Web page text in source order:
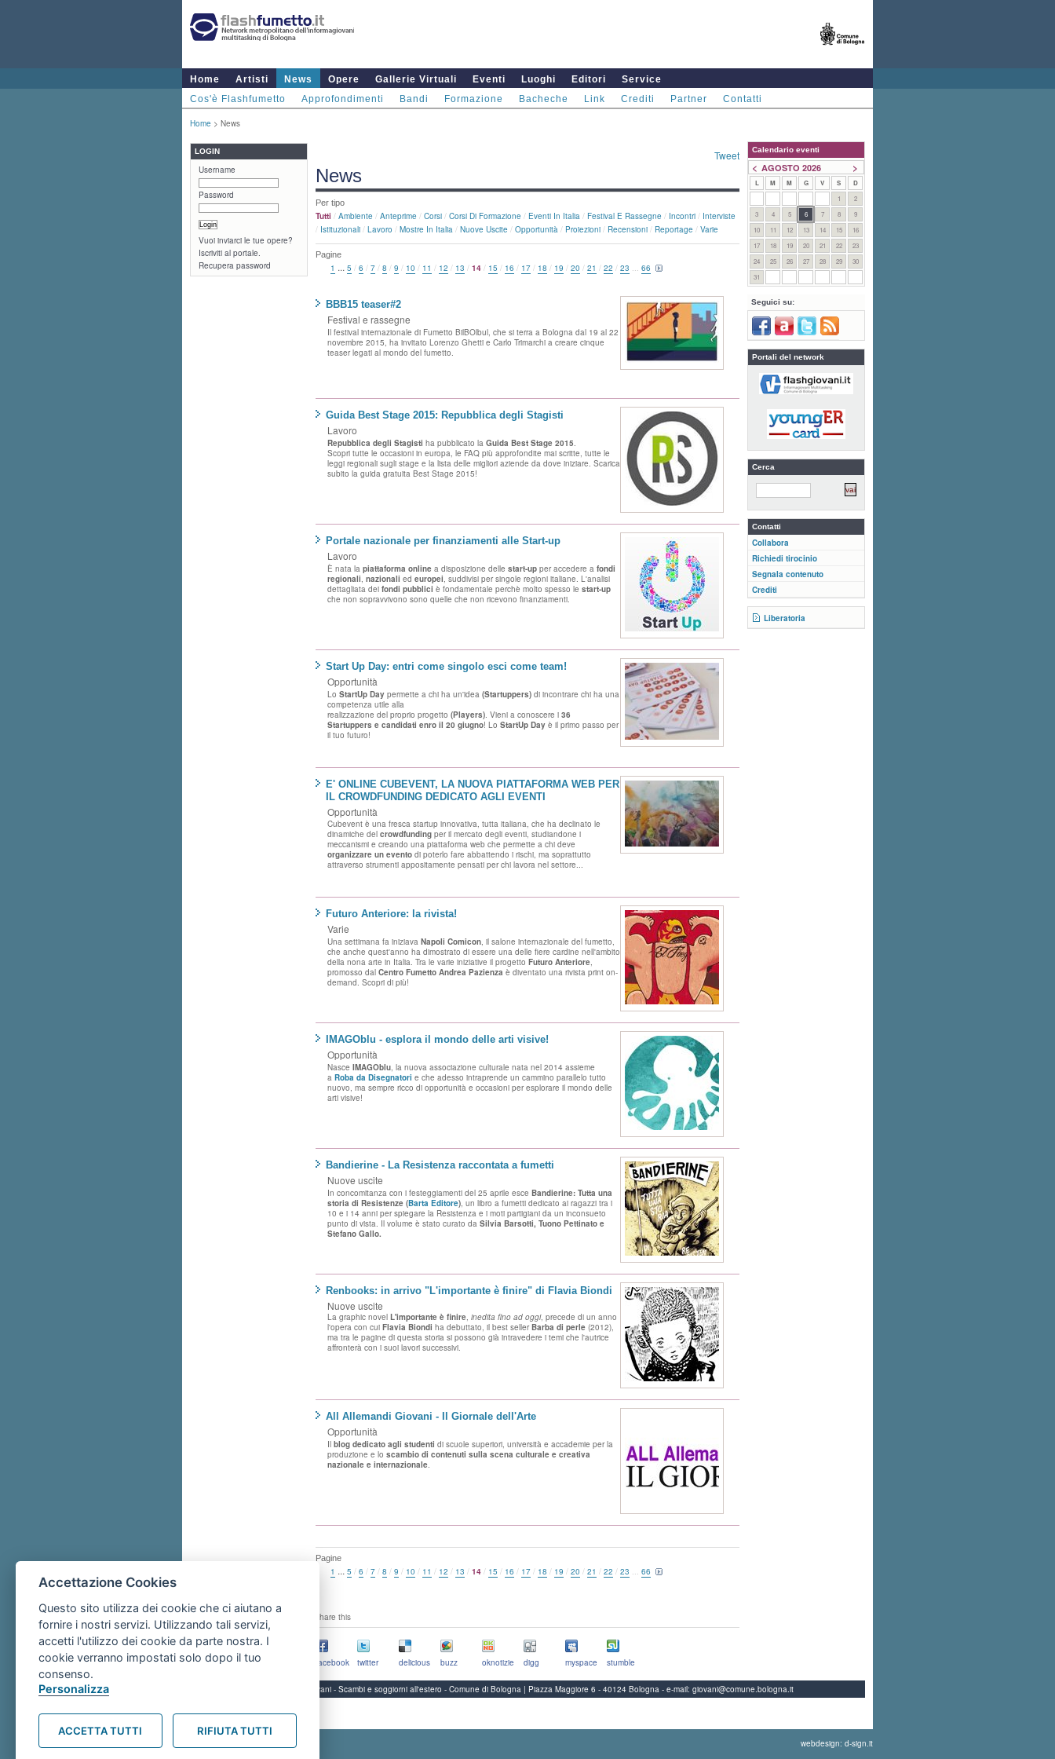
Home Artisti News Opere Gallerie Virtuali Eventi Luoghi Editori
Service
Cos'è Flashfumetto
Approfondimenti Bandi Formazione Bacheche Link Crediti Partner Contatti
Home > News
LOGIN
Username
Password
Vuoi inviarci le tue opere?
Iscriviti al portale.
Recupera password
Tweet
News
Per tipo
Tutti / Ambiente / Anteprime / Corsi / Corsi Di Formazione / Eventi In Italia / Festival E Rassegne / Incontri / Interviste
/ Istituzionali / Lavoro / Mostre In Italia / Nuove Uscite / Opportunità / Proiezioni / Recensioni / Reportage / Varie
Pagine
1 ... 5 / 6 / 7 / 8 / 9 / 10 / 11 / 12 / 13 / 14 / 15 / 16 / 17 / 18 / 19 / 20 / 21 / 22 / 23 ... 66
BBB15 teaser#2
Festival e rassegne
Il festival internazionale di Fumetto BilBOlbul, che si terra a Bologna dal 19 al 22
novembre 2015, ha invitato Lorenzo Ghetti e Carlo Trimarchi a creare cinque
teaser legati al mondo del fumetto.
Guida Best Stage 2015: Repubblica degli Stagisti
Lavoro
Repubblica degli Stagisti ha pubblicato la Guida Best Stage 2015
Scopri tutte le occasioni in europa, le FAQ più approfondite mai scritte, tutte le
leggi regionali sugli stage e la lista delle migliori aziende da dove iniziare. Scarica
subito la guida gratuita Best Stage 2015!
Portale nazionale per finanziamenti alle Start-up
Lavoro
È nata la piattaforma online a disposizione delle start-up per accedere a fondi
regionali nazionali ed europei , suddivisi per singole regioni italiane. L'analisi
dettagliata dei fondi pubblici è fondamentale perchè molto spesso le start-up
che non sopravvivono sono quelle che non ricevono finanziamenti.
Start Up Day: entri come singolo esci come team!
Opportunità
Lo StartUp Day permette a chi ha un'idea (Startuppers) di incontrare chi ha una
competenza utile alla
realizzazione del proprio progetto (Players) . Vieni a conoscere i 36
Startuppers e candidati enro il 20 giugno! Lo StartUp Day è il primo passo per
il tuo futuro!
E' ONLINE CUBEVENT, LA NUOVA PIATTAFORMA WEB PER
IL CROWDFUNDING DEDICATO AGLI EVENTI
Opportunità
Cubevent è una fresca startup innovativa, tutta italiana, che ha declinato le
dinamiche del crowdfunding per il mercato degli eventi, studiandone i
meccanismi e creando una piattaforma web che permette a chi deve
organizzare un evento di poterlo fare abbattendo i rischi, ma soprattutto
attraverso strumenti appositamente pensati per chi lavora nel settore...
Futuro Anteriore: la rivista!
Varie
Una settimana fa iniziava Napoli Comicon , il salone internazionale del fumetto,
che anche quest'anno ha dimostrato di essere una delle fiere cardine nell'ambito
della nona arte in Italia. Tra le varie iniziative il progetto Futuro Anteriore
promosso dal Centro Fumetto Andrea Pazienza è diventato una rivista print on-
demand. Scopri di più!
IMAGOblu - esplora il mondo delle arti visive!
Opportunità
Nasce IMAGOblu , la nuova associazione culturale nata nel 2014 assieme
a Roba da Disegnatori e che adesso intraprende un cammino parallelo tutto
nuovo, ma sempre ricco di opportunità e occasioni per esplorare il mondo delle
arti visive!
Bandierine - La Resistenza raccontata a fumetti
Nuove uscite
In concomitanza con i festeggiamenti del 25 aprile esce Bandierine: Tutta una
storia di Resistenze (Barta Editore) , un libro a fumetti dedicato ai ragazzi tra i
10 e i 14 anni per spiegare la Resistenza e i moti partigiani da un inconsueto
punto di vista. Il volume è stato curato da Silvia Barsotti, Tuono Pettinato e
Stefano Gallo.
Renbooks: in arrivo "L'importante è finire" di Flavia Biondi
Nuove uscite
La graphic novel L'importante è finire, inedita fino ad oggi, precede di un anno
l'opera con cui Flavia Biondi ha debuttato, il best sellerBarba di perle (2012),
ma tra le pagine di questa storia si possono già intravedere i temi che l'autrice
affronterà con i suoi lavori successivi.
All Allemandi Giovani - Il Giornale dell'Arte
Opportunità
Il blog dedicato agli studenti di scuole superiori, università e accademie per la
produzione e lo scambio di contenuti sulla scena culturale e creativa
nazionale e internazionale
Pagine
1 ... 5 / 6 / 7 / 8 / 9 / 10 / 11 / 12 / 13 / 14 / 15 / 16 / 17 / 18 / 19 / 20 / 21 / 22 / 23 ... 66
share this
facebook twitter delicious buzz oknotizie digg myspace stumble
Calendario eventi
>
< AGOSTO 2026
L M M G V S
D
1
2
3
4 5 6 7 8
9
10
11 12 13 14 15
16
17
18 19 20 21 22
23
24
25 26 27 28 29
30
31
Seguici su:
Portali del network
Cerca
Contatti
Collabora
Richiedi tirocinio
Segnala contenuto
Crediti
Liberatoria
Servizi per i giovani - Scambi e soggiorni all'estero - Comune di Bologna | Piazza Maggiore 6 - 40124 Bologna - e-mail: giovani@comune.bologna.it
webdesign: d-sign.it
Accettazione Cookies
Questo sito utilizza dei cookie che ci aiutano a
fornire i nostri servizi. Utilizzando tali servizi,
accetti l'utilizzo dei cookie da parte nostra. I
cookie verranno impostati solo dopo il tuo
consenso.
Personalizza
ACCETTA TUTTI RIFIUTA TUTTI